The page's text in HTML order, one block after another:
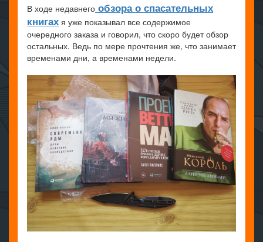
В ходе недавнего обзора о спасательных
книгах я уже показывал все содержимое
очередного заказа и говорил, что скоро будет обзор
остальных. Ведь по мере прочтения же, что занимает
временами дни, а временами недели.